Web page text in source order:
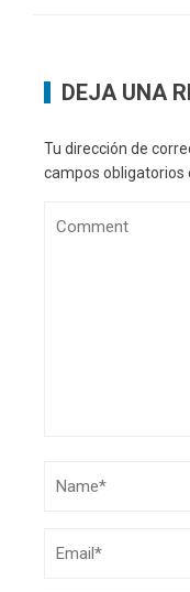
DEJA UNA
Tu dirección de
campos obligatorios